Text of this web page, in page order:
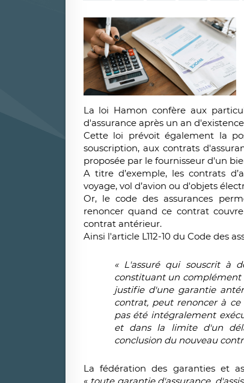
La loi Hamon confère aux
d'assurance après un an
Cette loi prévoit également la
souscription, aux contrats
proposée par le fournisseur d'un
A titre d’exemple, les contrats
voyage, vol d’avion ou d'objets
Or, le code des assurances
renoncer quand ce contrat
contrat antérieur.
Ainsi l'article L112-10 du Code des
« L'assuré qui souscrit à
constituant un complément
justifie d'une garantie
contrat, peut renoncer à
pas été intégralement
et dans la limite d'un
conclusion du nouveau
La fédération des garanties et